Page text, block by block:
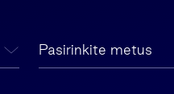
Pasirinkite metus